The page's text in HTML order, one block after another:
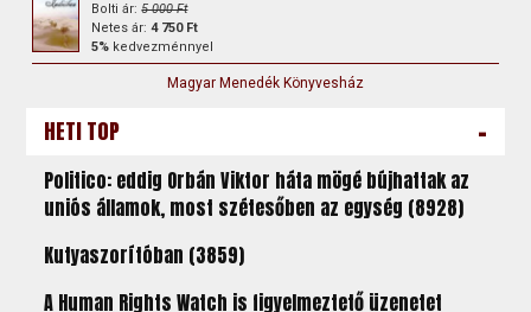
Bolti ár:5 000 Ft
Netes ár:4 750 Ft
5% kedvezménnyel
Magyar Menedék Könyvesház
HETI TOP -
Politico: eddig Orbán Viktor háta mögé bújhattak az
uniós államok, most szétesőben az egység (8928)
Kutyaszorítóban (3859)
A Human Rights Watch is figyelmeztető üzenetet